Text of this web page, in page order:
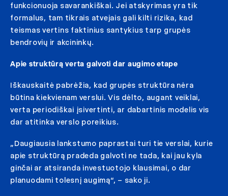
funkcionuoja savarankiškai. Jei atskyrimas yra tik
formalus, tam tikrais atvejais gali kilti rizika, kad
teismas vertins faktinius santykius tarp grupės
bendrovių ir akcininkų.
Apie struktūrą verta galvoti dar augimo etape
Iškauskaitė pabrėžia, kad grupės struktūra nėra
būtina kiekvienam verslui. Vis dėlto, augant veiklai,
verta periodiškai įsivertinti, ar dabartinis modelis vis
dar atitinka verslo poreikius.
„Daugiausia lankstumo paprastai turi tie verslai, kurie
apie struktūrą pradeda galvoti ne tada, kai jau kyla
ginčai ar atsiranda investuotojo klausimai, o dar
planuodami tolesnį augimą“, – sako ji.